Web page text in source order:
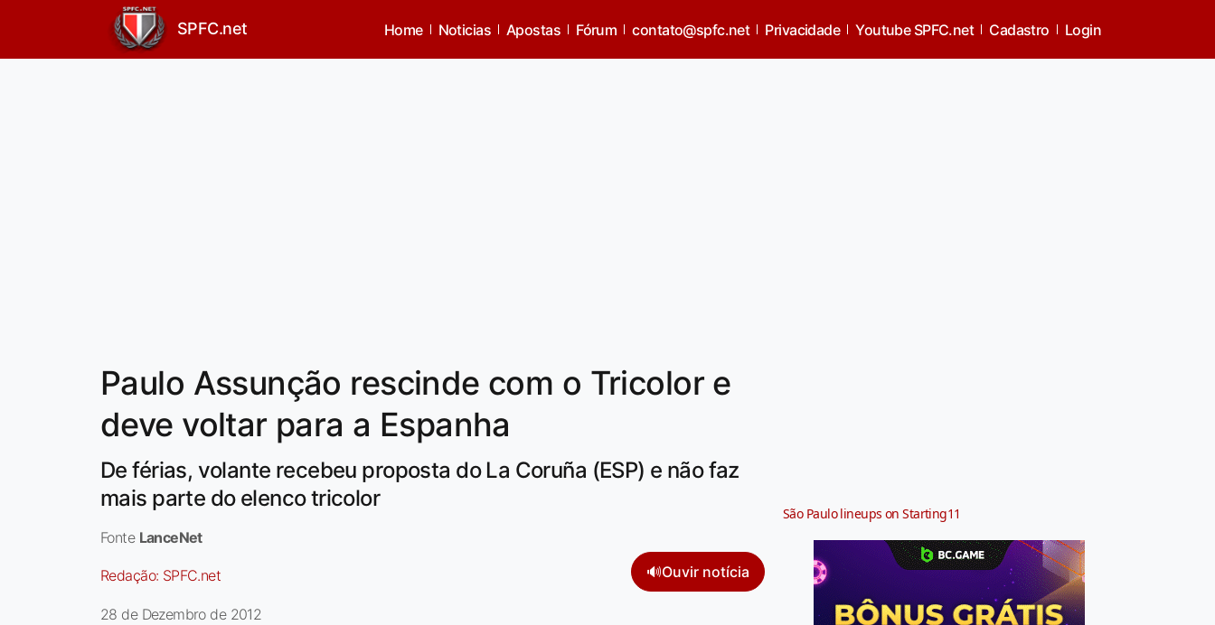
SPFC.net Home Noticias Apostas Fórum contato@spfc.net Privacidade Youtube SPFC.net Cadastro Login
Paulo Assunção rescinde com o Tricolor e
deve voltar para a Espanha
De férias, volante recebeu proposta do La Coruña (ESP) e não faz
mais parte do elenco tricolor
Fonte LanceNet
Redação: SPFC.net 🔊Ouvir notícia
28 de Dezembro de 2012
São Paulo lineups on Starting11